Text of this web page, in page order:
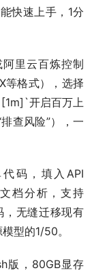
快速上手，1分
阿里云百炼控制
等格式），选择
开启百万上
查风险”），一
代码，填入API
档分析，支持
，无缝迁移现有
型的1/50。
版，80GB显存